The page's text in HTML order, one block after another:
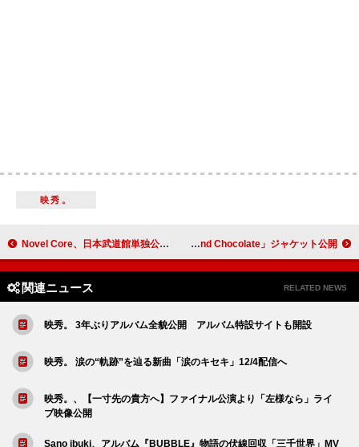
映秀。
Novel Core、日本武道館単独公演のライブ映像全編を一夜限りのプレミア公開 ILLIT、バレンタインデーに配信「Almond Chocolate」ジャケット公開
関連ニュース RELATED NEWS
映秀。 3年ぶりアルバム全貌公開 アルバム特設サイトも開設
映秀。 涙の“軌跡”を辿る新曲「涙のキセキ」12/4配信へ
映秀。、【一寸先の貴方へ】ファイナル公演より「左様なら」ライ
ブ映像公開
Sano ibuki、アルバム『BUBBLE』物語の伏線回収「三千世界」MV